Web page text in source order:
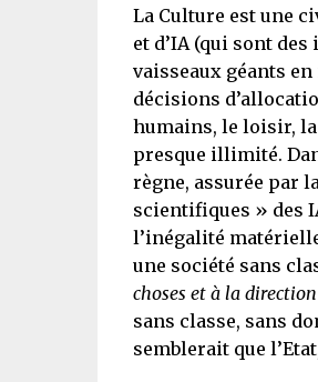
La Culture est une
et d’IA (qui sont
vaisseaux géants
décisions
humains, le loisir,
presque illimité.
règne, assurée par
scientifiques » des
l’inégalité
une société sans
choses et à la
sans classe, sans
semblerait que